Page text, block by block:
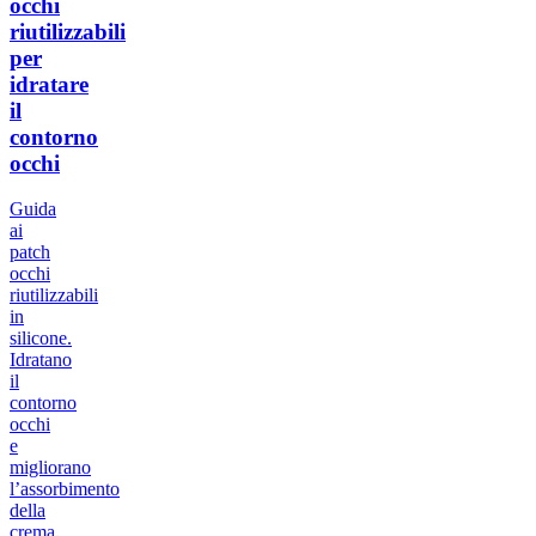
riutilizzabili
per
idratare
il
contorno
occhi
Guida
ai
patch
occhi
riutilizzabili
in
silicone.
Idratano
il
contorno
occhi
e
migliorano
l’assorbimento
della